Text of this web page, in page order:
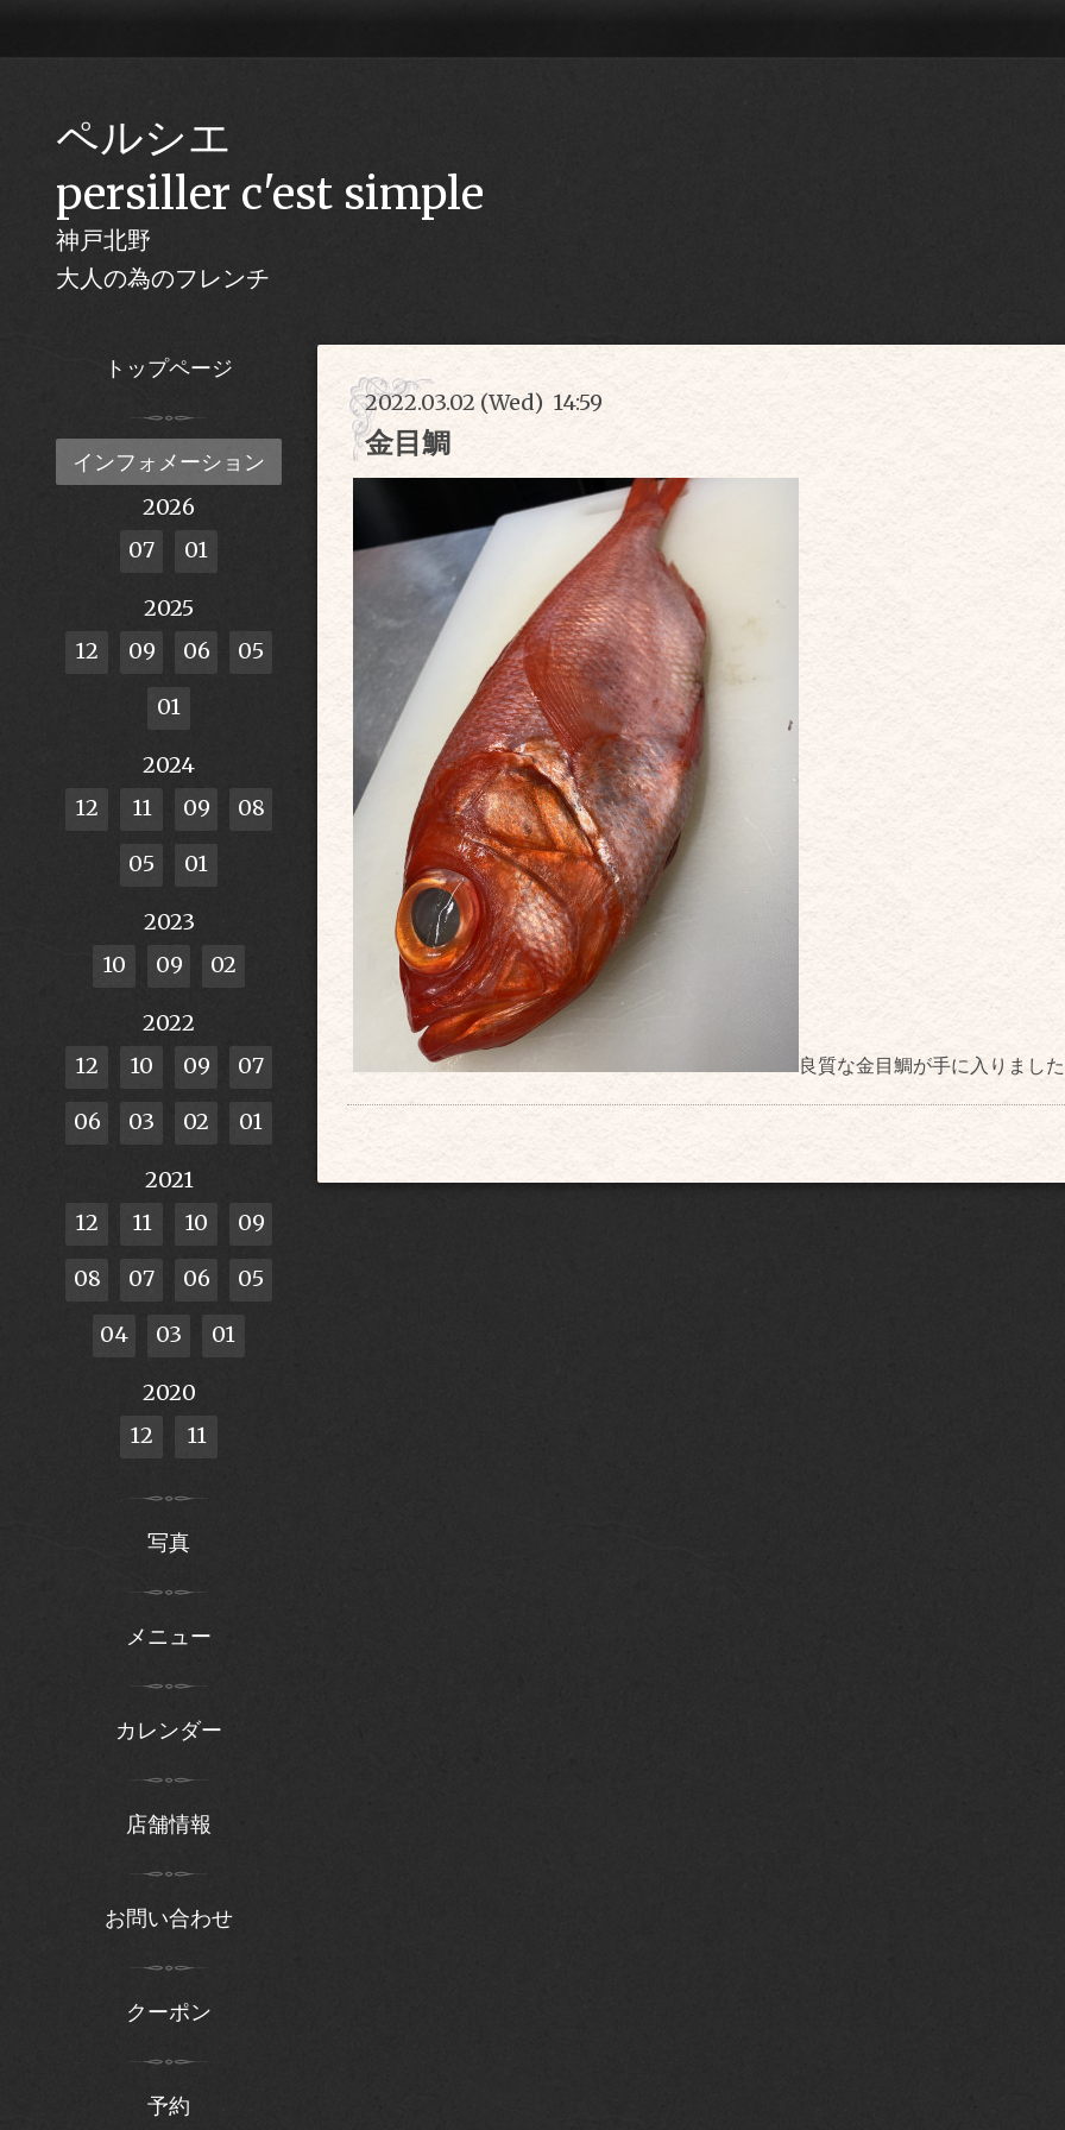
ペルシエ
persiller c'est simple
神戸北野
大人の為のフレンチ
2022.03.02 (Wed) 14:59
金目鯛
良質な金目鯛が手に入りまし
トップページ
インフォメーション
2026
07
01
2025
12
09 06 05
01
2024
12
11 09 08
05 01
2023
10
09 02
2022
12
10 09 07
06 03 02 01
2021
12
11 10 09
08 07 06 05
04 03 01
2020
12
11
写真
メニュー
カレンダー
店舗情報
お問い合わせ
クーポン
予約